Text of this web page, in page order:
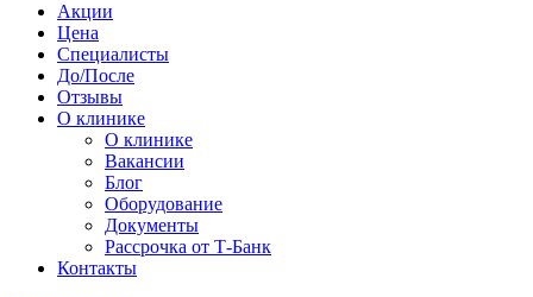
Акции
Цена
Специалисты
До/После
Отзывы
О клинике
О клинике
Вакансии
Блог
Оборудование
Документы
Рассрочка от Т-Банк
Контакты